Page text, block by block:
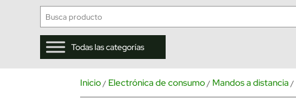
Todas las categorías
Inicio/ Electrónica de consumo/ Mandos a distancia /